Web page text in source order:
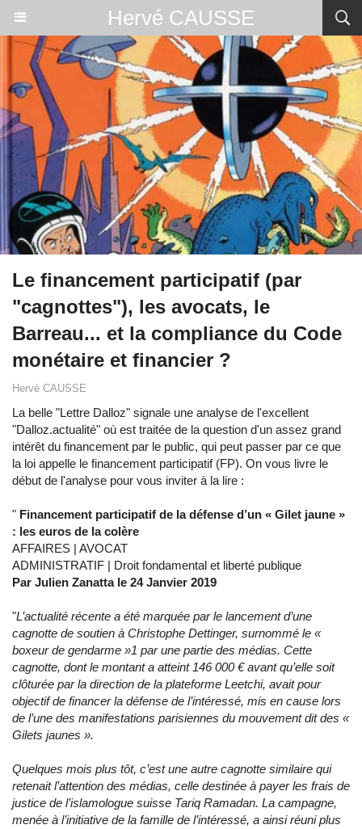
Hervé CAUSSE
Le financement participatif (par
"cagnottes"), les avocats, le
Barreau... et la compliance du Code
monétaire et financier ?
Hervé CAUSSE
La belle "Lettre Dalloz" signale une analyse de l'excellent
"Dalloz.actualité" où est traitée de la question d'un assez grand
intérêt du financement par le public, qui peut passer par ce que
la loi appelle le financement participatif (FP). On vous livre le
début de l'analyse pour vous inviter à la lire :
" Financement participatif de la défense d’un « Gilet jaune »
: les euros de la colère
AFFAIRES | AVOCAT
ADMINISTRATIF | Droit fondamental et liberté publique
Par Julien Zanatta le 24 Janvier 2019
"L’actualité récente a été marquée par le lancement d’une
cagnotte de soutien à Christophe Dettinger, surnommé le «
boxeur de gendarme »1 par une partie des médias. Cette
cagnotte, dont le montant a atteint 146 000 € avant qu’elle soit
clôturée par la direction de la plateforme Leetchi, avait pour
objectif de financer la défense de l’intéressé, mis en cause lors
de l’une des manifestations parisiennes du mouvement dit des «
Gilets jaunes ».
Quelques mois plus tôt, c’est une autre cagnotte similaire qui
retenait l’attention des médias, celle destinée à payer les frais de
justice de l’islamologue suisse Tariq Ramadan. La campagne,
menée à l’initiative de la famille de l’intéressé, a ainsi réuni plus